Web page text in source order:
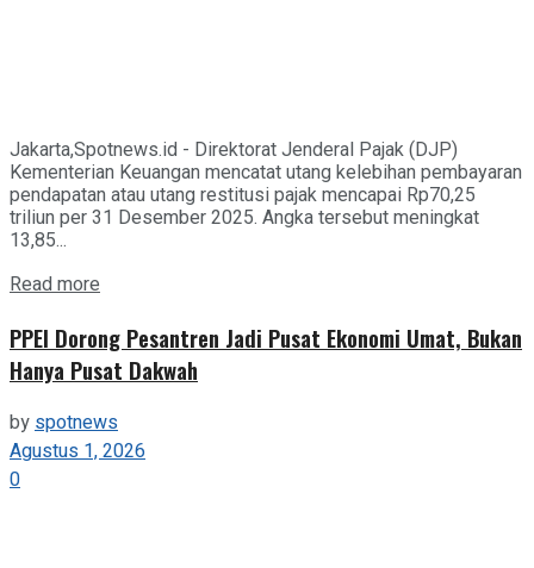
Jakarta,Spotnews.id - Direktorat Jenderal Pajak (DJP)
Kementerian Keuangan mencatat utang kelebihan pembayaran
pendapatan atau utang restitusi pajak mencapai Rp70,25
triliun per 31 Desember 2025. Angka tersebut meningkat
13,85...
Read more
PPEI Dorong Pesantren Jadi Pusat Ekonomi Umat, Bukan
Hanya Pusat Dakwah
by spotnews
Agustus 1, 2026
0